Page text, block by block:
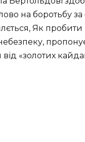
на боротьбу
Як
«золотих